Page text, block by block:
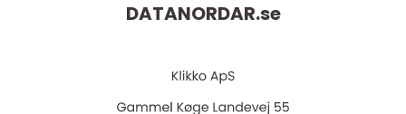
DATANORDAR.se